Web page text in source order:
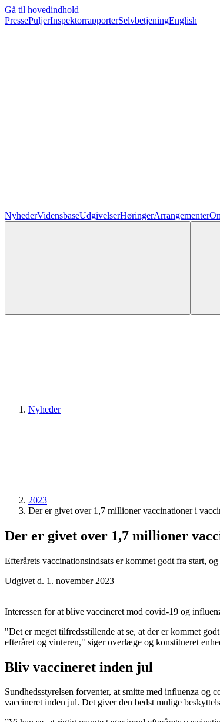
Gå til hovedindhold
PressePuljerInspektorrapporterSelvbetjeningEnglish
NyhederVidensbaseUdgivelserHøringerArrangementer
Nyheder
2023
Der er givet over 1,7 millioner vaccinationer i
Der er givet over 1,7 millioner
Efterårets vaccinationsindsats er kommet godt fra start,
Udgivet d. 1. november 2023
Interessen for at blive vaccineret mod covid-19 og
"Det er meget tilfredsstillende at se, at der er kommet
efteråret og vinteren," siger overlæge og konstitueret
Bliv vaccineret inden jul
Sundhedsstyrelsen forventer, at smitte med influenza
vaccineret inden jul. Det giver den bedst mulige